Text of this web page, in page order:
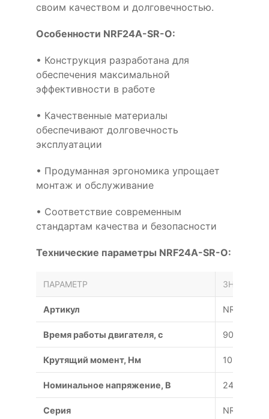
своим качеством и долговечностью.
Особенности NRF24A-SR-O:
• Конструкция разработана для
обеспечения максимальной
эффективности в работе
• Качественные материалы
обеспечивают долговечность
эксплуатации
• Продуманная эргономика упрощает
монтаж и обслуживание
• Соответствие современным
стандартам качества и безопасности
Технические параметры NRF24A-SR-O:
ПАРАМЕТР ЗНАЧЕНИЕ
Артикул NRF24A-
Время работы двигателя, с 90
Крутящий момент, Нм 10
Номинальное напряжение, В 24
Серия NRF